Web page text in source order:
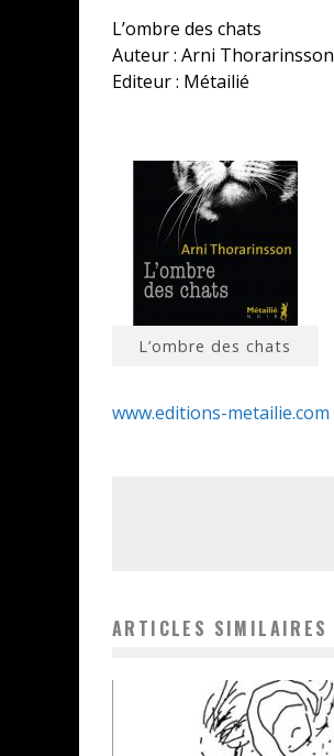
L’ombre des chats
Auteur : Arni Thorarinsson
Editeur : Métailié
L’ombre des chats
www.editions-metailie.com
ARTICLES SIMILAIRES